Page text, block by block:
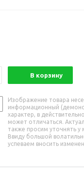
В корзину
Изображение товара
информационный
характер, в
может отличаться.
также просим уточнять у
Ввиду большой
успеваем вносить